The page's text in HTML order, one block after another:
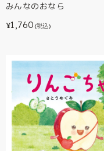
みんなのおなら
¥1,760 (税込)